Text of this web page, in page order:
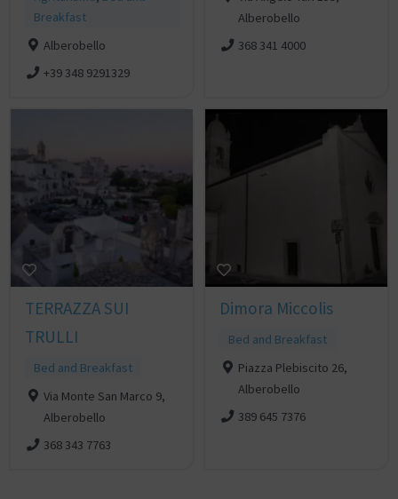
Breakfast
Alberobello
+39 348 9291329
Alberobello
368 341 4000
TERRAZZA SUI
TRULLI
Bed and Breakfast
Via Monte San Marco 9,
Alberobello
368 343 7763
Dimora Miccolis
Bed and Breakfast
Piazza Plebiscito 26,
Alberobello
389 645 7376